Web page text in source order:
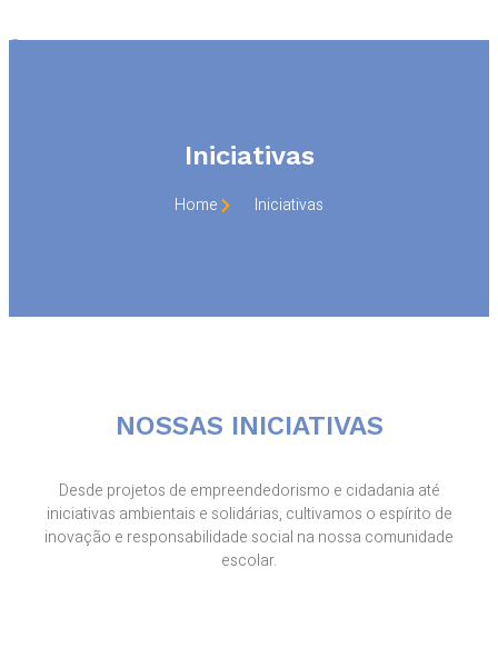
Iniciativas
Home Iniciativas
NOSSAS INICIATIVAS
Desde projetos de empreendedorismo e cidadania até
iniciativas ambientais e solidárias, cultivamos o espírito de
inovação e responsabilidade social na nossa comunidade
escolar.